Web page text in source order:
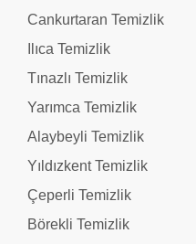
Cankurtaran Temizlik
Ilıca Temizlik
Tınazlı Temizlik
Yarımca Temizlik
Alaybeyli Temizlik
Yıldızkent Temizlik
Çeperli Temizlik
Börekli Temizlik